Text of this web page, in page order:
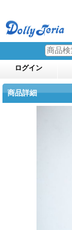
ログイン
商品詳細